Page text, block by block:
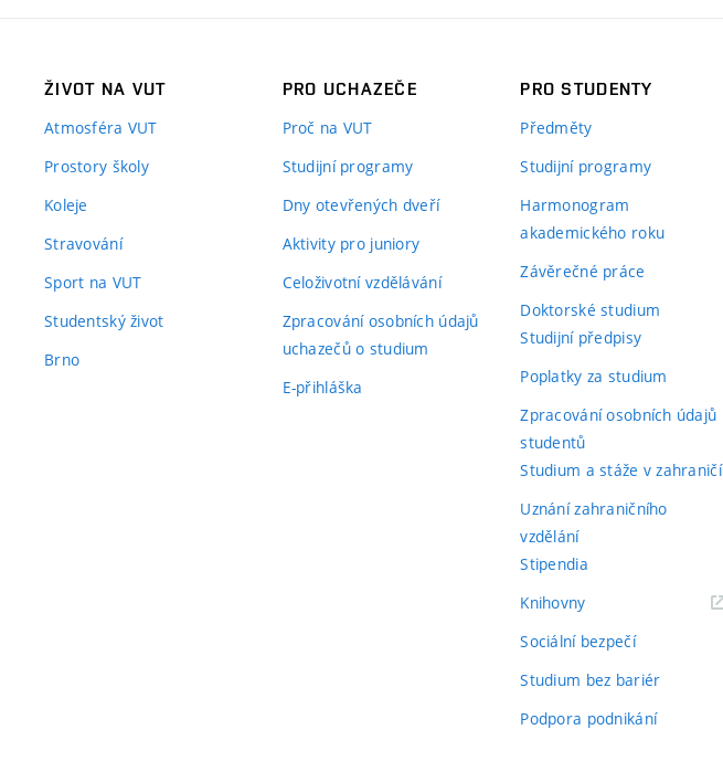
ŽIVOT NA VUT
Atmosféra VUT
Prostory školy
Koleje
Stravování
Sport na VUT
Studentský život
Brno
PRO UCHAZEČE
Proč na VUT
Studijní programy
Dny otevřených dveří
Aktivity pro juniory
Celoživotní vzdělávání
Zpracování osobních údajů
uchazečů o studium
E-přihláška
PRO STUDENTY
Předměty
Studijní programy
Harmonogram
akademického roku
Závěrečné práce
Doktorské studium
Studijní předpisy
Poplatky za studium
Zpracování osobních údajů
studentů
Studium a stáže v zahraničí
Uznání zahraničního
vzdělání
Stipendia
Knihovny(externí
Sociální bezpečí
Studium bez bariér
Podpora podnikání